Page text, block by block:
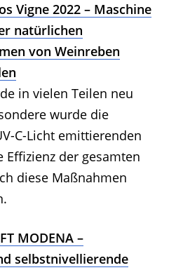
Vigne 2022 – Maschine
natürlichen
von Weinreben
in vielen Teilen neu
wurde die
C-Licht emittierenden
Effizienz der gesamten
diese Maßnahmen
MODENA –
selbstnivellierende